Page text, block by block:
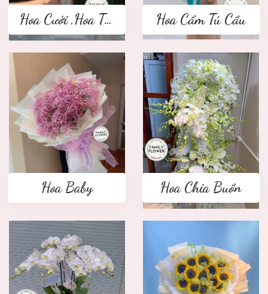
Hoa Cưới ,Hoa Tay Cầm Cô Dâu Hoa Cẩm Tú Cầu
Hoa Baby Hoa Chia Buồn